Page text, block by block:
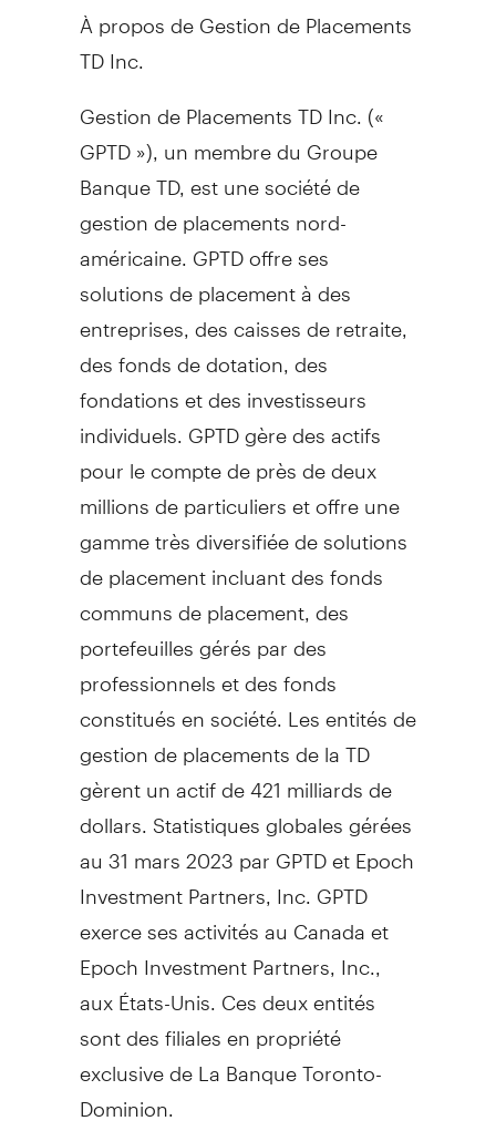
À propos de Gestion de Placements
TD Inc.
Gestion de Placements TD Inc. («
GPTD »), un membre du Groupe
Banque TD, est une société de
gestion de placements nord-
américaine. GPTD offre ses
solutions de placement à des
entreprises, des caisses de retraite,
des fonds de dotation, des
fondations et des investisseurs
individuels. GPTD gère des actifs
pour le compte de près de deux
millions de particuliers et offre une
gamme très diversifiée de solutions
de placement incluant des fonds
communs de placement, des
portefeuilles gérés par des
professionnels et des fonds
constitués en société. Les entités de
gestion de placements de la TD
gèrent un actif de 421 milliards de
dollars. Statistiques globales gérées
au 31 mars 2023 par GPTD et Epoch
Investment Partners, Inc. GPTD
exerce ses activités au Canadaet
Epoch Investment Partners, Inc.,
aux États-Unis. Ces deux entités
sont des filiales en propriété
exclusive de La Banque Toronto-
Dominion.